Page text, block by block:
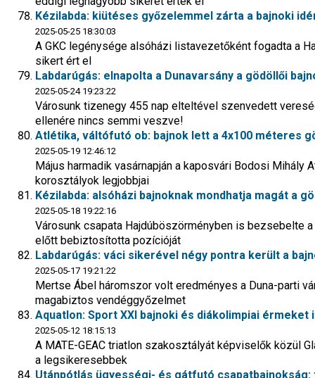
Kézilabda: kiütéses győzelemmel zárta a bajnoki
2025-05-25 18:30:03
A GKC legénysége alsóházi listavezetőként fogadta a
sikert ért el
Labdarúgás: elnapolta a Dunavarsány a gödöllői
2025-05-24 19:23:22
Városunk tizenegy 455 nap elteltével szenvedett
ellenére nincs semmi veszve!
Atlétika, váltófutó ob: bajnok lett a 4x100 méteres
2025-05-19 12:46:12
Május harmadik vasárnapján a kaposvári Bodosi Mihály
korosztályok legjobbjai
Kézilabda: alsóházi bajnoknak mondhatja magát a
2025-05-18 19:22:16
Városunk csapata Hajdúböszörményben is bezsebelte
előtt bebiztosította pozícióját
Labdarúgás: váci sikerével négy pontra került a
2025-05-17 19:21:22
Mertse Ábel háromszor volt eredményes a Duna-parti
magabiztos vendéggyőzelmet
Aquatlon: Sport XXI bajnoki és diákolimpiai
2025-05-12 18:15:13
A MATE-GEAC triatlon szakosztályát képviselők közül
a legsikeresebbek
Utánpótlás ügyességi- és gátfutó